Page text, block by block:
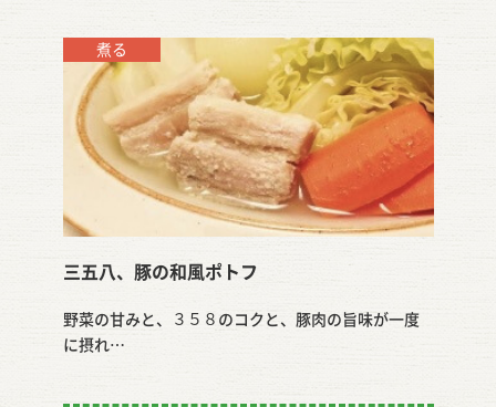
煮る
三五八、豚の和風ポトフ
野菜の甘みと、３５８のコクと、豚肉の旨味が一度
に摂れ…